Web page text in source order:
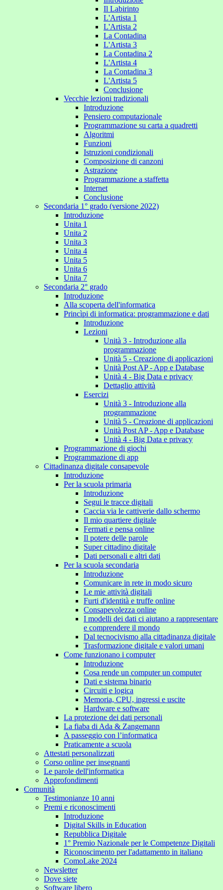
Il Labirinto
L'Artista 1
L'Artista 2
La Contadina
L'Artista 3
La Contadina 2
L'Artista 4
La Contadina 3
L'Artista 5
Conclusione
Vecchie lezioni tradizionali
Introduzione
Pensiero computazionale
Programmazione su carta a quadretti
Algoritmi
Funzioni
Istruzioni condizionali
Composizione di canzoni
Astrazione
Programmazione a staffetta
Internet
Conclusione
Secondaria 1° grado (versione 2022)
Introduzione
Unita 1
Unita 2
Unita 3
Unita 4
Unita 5
Unita 6
Unita 7
Secondaria 2° grado
Introduzione
Alla scoperta dell'informatica
Princìpi di informatica: programmazione e dati
Introduzione
Lezioni
Unità 3 - Introduzione alla
programmazione
Unità 5 - Creazione di applicazioni
Unità Post AP - App e Database
Unità 4 - Big Data e privacy
Dettaglio attività
Esercizi
Unità 3 - Introduzione alla
programmazione
Unità 5 - Creazione di applicazioni
Unità Post AP - App e Database
Unità 4 - Big Data e privacy
Programmazione di giochi
Programmazione di app
Cittadinanza digitale consapevole
Introduzione
Per la scuola primaria
Introduzione
Segui le tracce digitali
Caccia via le cattiverie dallo schermo
Il mio quartiere digitale
Fermati e pensa online
Il potere delle parole
Super cittadino digitale
Dati personali e altri dati
Per la scuola secondaria
Introduzione
Comunicare in rete in modo sicuro
Le mie attività digitali
Furti d'identità e truffe online
Consapevolezza online
I modelli dei dati ci aiutano a rappresentare
e comprendere il mondo
Dal tecnocivismo alla cittadinanza digitale
Trasformazione digitale e valori umani
Come funzionano i computer
Introduzione
Cosa rende un computer un computer
Dati e sistema binario
Circuiti e logica
Memoria, CPU, ingressi e uscite
Hardware e software
La protezione dei dati personali
La fiaba di Ada & Zangemann
A passeggio con l’informatica
Praticamente a scuola
Attestati personalizzati
Corso online per insegnanti
Le parole dell'informatica
Approfondimenti
Comunità
Testimonianze 10 anni
Premi e riconoscimenti
Introduzione
Digital Skills in Education
Repubblica Digitale
1° Premio Nazionale per le Competenze Digitali
Riconoscimento per l'adattamento in italiano
ComoLake 2024
Newsletter
Dove siete
Software libero